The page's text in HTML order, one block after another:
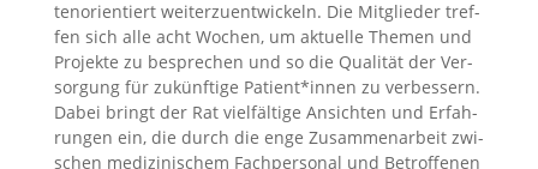
ten­ori­en­tiert wei­ter­zu­ent­wi­ckeln. Die Mit­glie­der tref­
fen sich alle acht Wochen, um aktu­el­le The­men und
Pro­jek­te zu bespre­chen und so die Qua­li­tät der Ver­
sor­gung für zukünf­ti­ge Patient*innen zu ver­bes­sern.
Dabei bringt der Rat viel­fäl­ti­ge Ansich­ten und Erfah­
run­gen ein, die durch die enge Zusam­men­ar­beit zwi­
schen medi­zi­ni­schem Fach­per­so­nal und Betrof­fe­nen